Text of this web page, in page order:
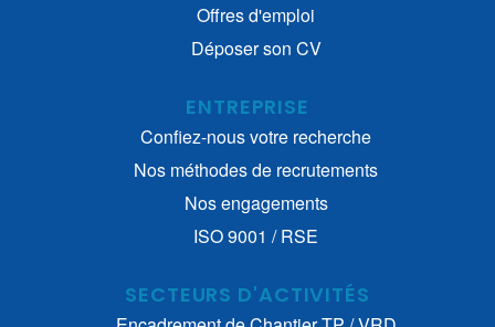
Offres d'emploi
Déposer son CV
ENTREPRISE
Confiez-nous votre recherche
Nos méthodes de recrutements
Nos engagements
ISO 9001 / RSE
SECTEURS D'ACTIVITÉS